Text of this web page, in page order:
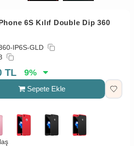
6S Kılıf Double Dip 360
IP6S-GLD
TL 9%
Sepete Ekle